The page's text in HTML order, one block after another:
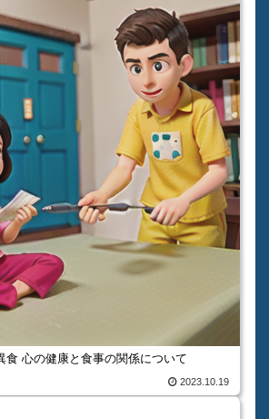
食 心の健康と食事の関係について
2023.10.19